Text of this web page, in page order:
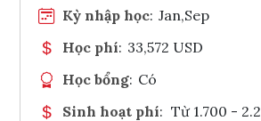
Kỳ nhập học: Jan,Sep
Học phí: 33,572 USD
Học bổng: Có
Sinh hoạt phí: Từ 1.700 -